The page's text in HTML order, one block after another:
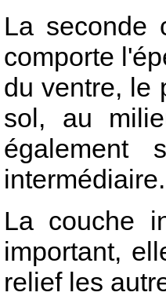
La seconde
comporte
du ventre, le
sol, au
également
intermédiaire.
La couche
important,
relief les